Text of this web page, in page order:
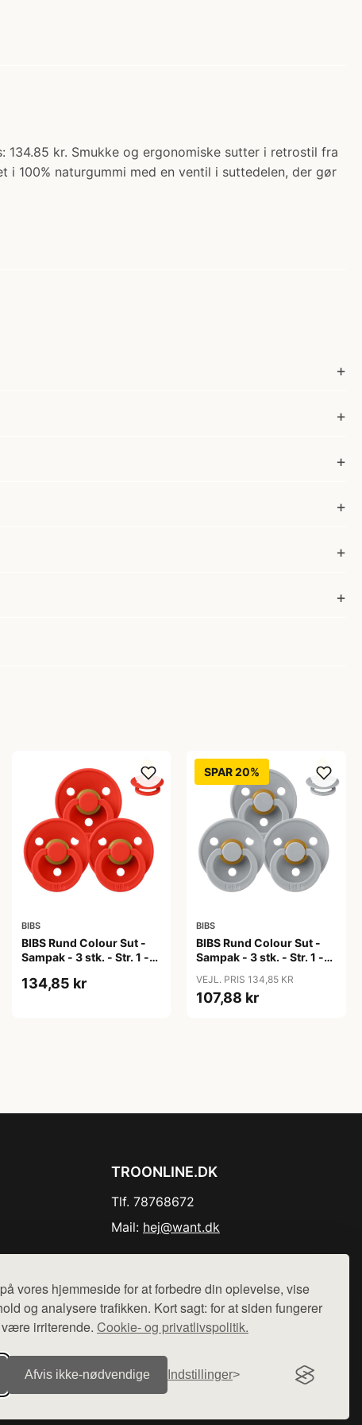
vores hjemmeside for at forbedre din oplevelse, vise
og analysere trafikken. Kort sagt: for at siden fungerer
irriterende. Cookie- og privatlivspolitik.
Afvis ikke‑nødvendige Indstillinger
134.85 kr. Smukke og ergonomiske sutter i retrostil fra
i 100% naturgummi med en ventil i suttedelen, der gør
BIBS
BIBS Rund Colour Sut -
Sampak - 3 stk. - Str. 1 -
134,85 kr
SPAR 20%
BIBS
BIBS Rund Colour Sut -
Sampak - 3 stk. - Str. 1 -
VEJL. PRIS 134,85 KR
107,88 kr
TROONLINE.DK
Tlf. 78768672
Mail: hej@want.dk
sælges ikke varer fra denne side - vi henviser til de shops,